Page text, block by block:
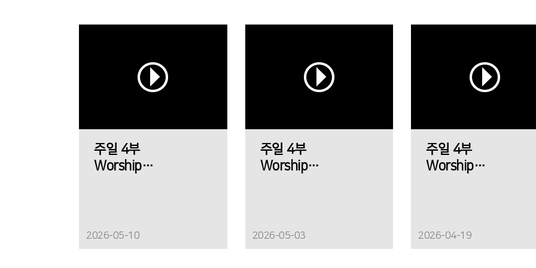
주일 4부
Worship
2026-05-10
주일 4부
Worship
2026-05-03
주일 4부
Worship
2026-04-19